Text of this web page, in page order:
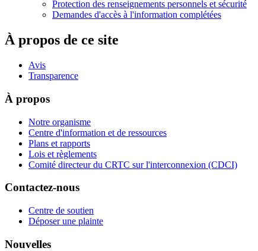
Protection des renseignements personnels et sécurité
Demandes d'accès à l'information complétées
À propos de ce site
Avis
Transparence
À propos
Notre organisme
Centre d'information et de ressources
Plans et rapports
Lois et règlements
Comité directeur du CRTC sur l'interconnexion (CDCI)
Contactez-nous
Centre de soutien
Déposer une plainte
Nouvelles